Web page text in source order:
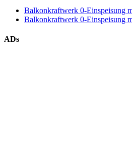
Balkonkraftwerk 0-Einspeisung
Balkonkraftwerk 0-Einspeisung
ADs